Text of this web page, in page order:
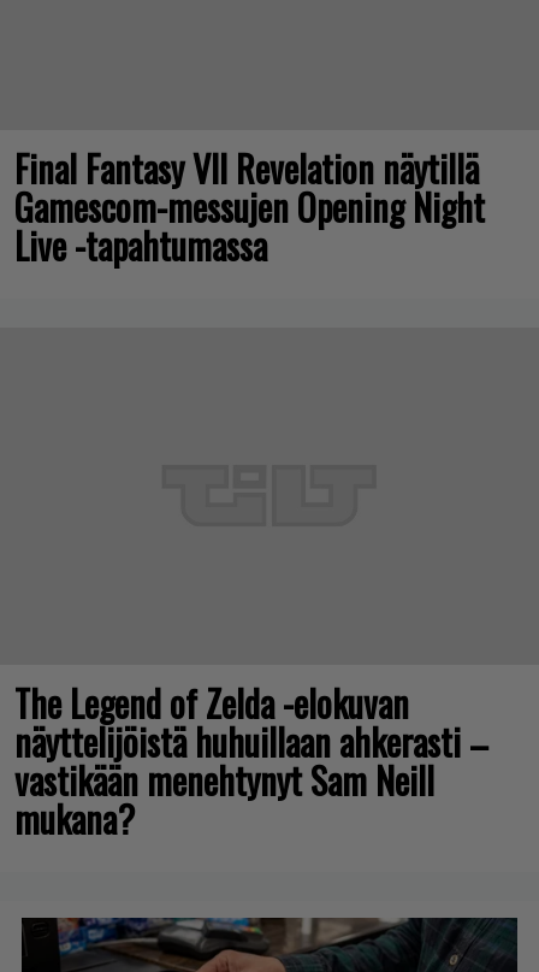
Final Fantasy VII Revelation näytillä
Gamescom-messujen Opening Night
Live -tapahtumassa
The Legend of Zelda -elokuvan
näyttelijöistä huhuillaan ahkerasti –
vastikään menehtynyt Sam Neill
mukana?